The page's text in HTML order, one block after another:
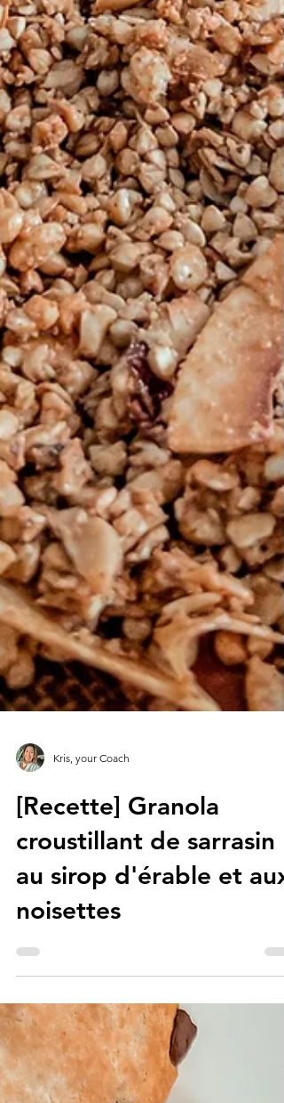
Kris, your Coach
[Recette] Granola
croustillant de sarrasin
noisettes